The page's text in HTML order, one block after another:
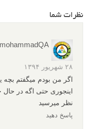
نظرات شما
mohammadQA
۲۸ شهریور ۱۳۹۴
اگر من بودم میگفتم
اینجوری حتی اگه در حال
نظر میرسید
پاسخ دهید